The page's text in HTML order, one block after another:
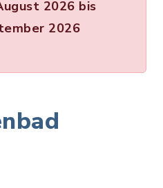
2026 bis
2026